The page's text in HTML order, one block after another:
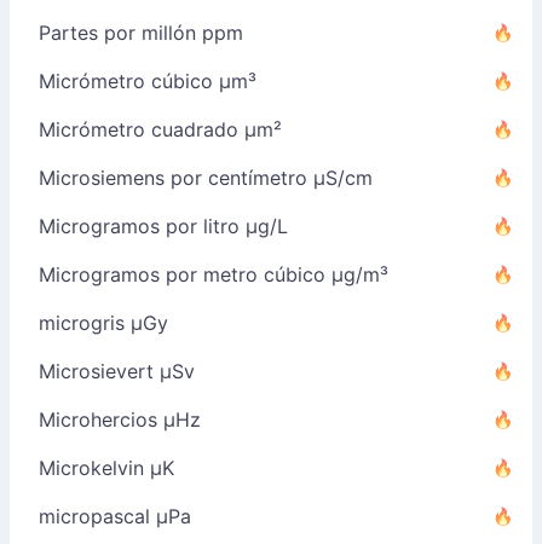
Partes por millón ppm
Micrómetro cúbico µm³
Micrómetro cuadrado µm²
Microsiemens por centímetro µS/cm
Microgramos por litro µg/L
Microgramos por metro cúbico µg/m³
microgris µGy
Microsievert µSv
Microhercios µHz
Microkelvin µK
micropascal µPa